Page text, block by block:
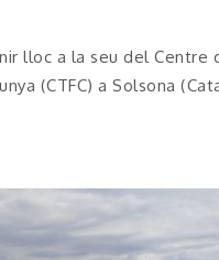
lloc a la seu del Centre
(CTFC) a Solsona